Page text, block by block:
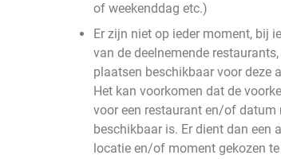
of weekenddag etc.)
Er zijn niet op ieder moment, bij
van de deelnemende restaurants,
plaatsen beschikbaar voor deze
Het kan voorkomen dat de
voor een restaurant en/of datum
beschikbaar is. Er dient dan een
locatie en/of moment gekozen te